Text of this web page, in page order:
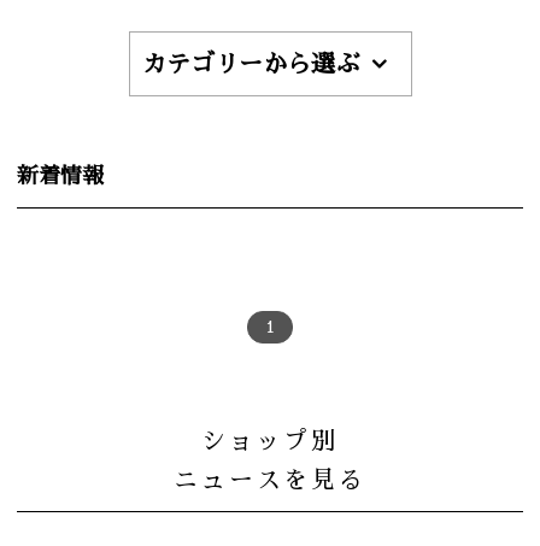
カテゴリーから選ぶ
新着情報
1
ショップ別
ニュースを見る